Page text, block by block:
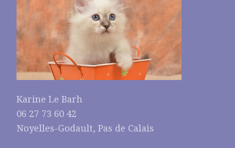
Karine Le Barh
06 27 73 60 42
Noyelles-Godault, Pas de Calais